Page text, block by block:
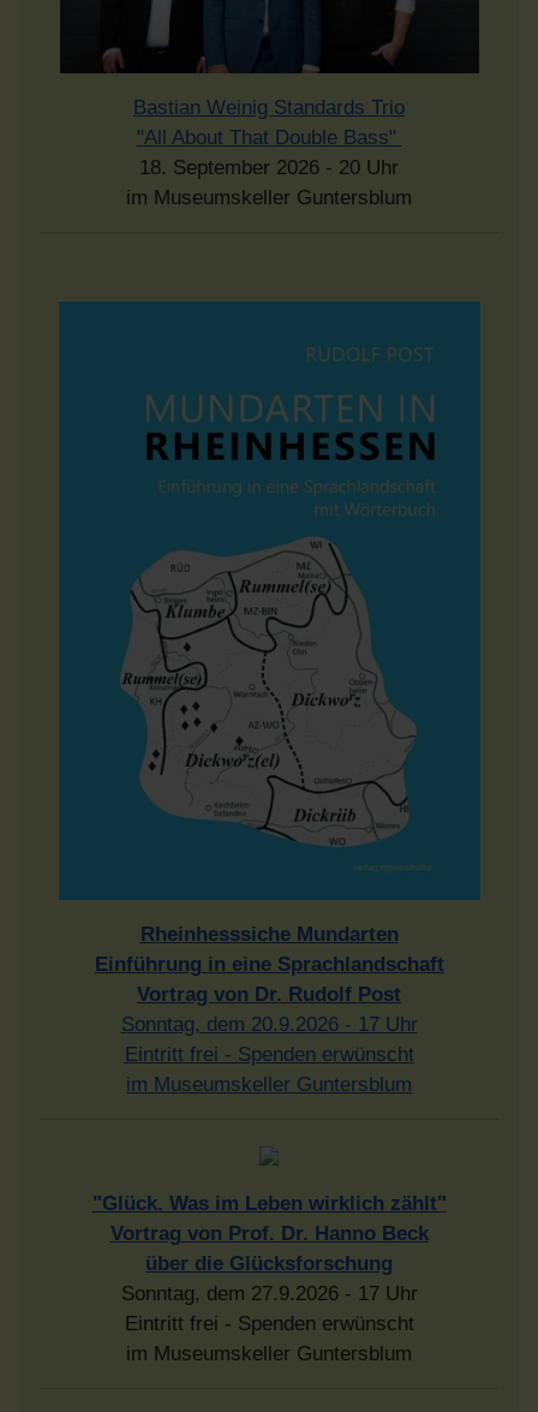
Bastian Weinig Standards Trio
"All About That Double Bass"
18. September 2026 - 20 Uhr
im Museumskeller Guntersblum
Rheinhesssiche Mundarten
Einführung in eine Sprachlandschaft
Vortrag von Dr. Rudolf Post
Sonntag, dem 20.9.2026 - 17 Uhr
Eintritt frei - Spenden erwünscht
im Museumskeller Guntersblum
"Glück. Was im Leben wirklich zählt"
Vortrag von Prof. Dr. Hanno Beck
über die Glücksforschung
Sonntag, dem 27.9.2026 - 17 Uhr
Eintritt frei - Spenden erwünscht
im Museumskeller Guntersblum